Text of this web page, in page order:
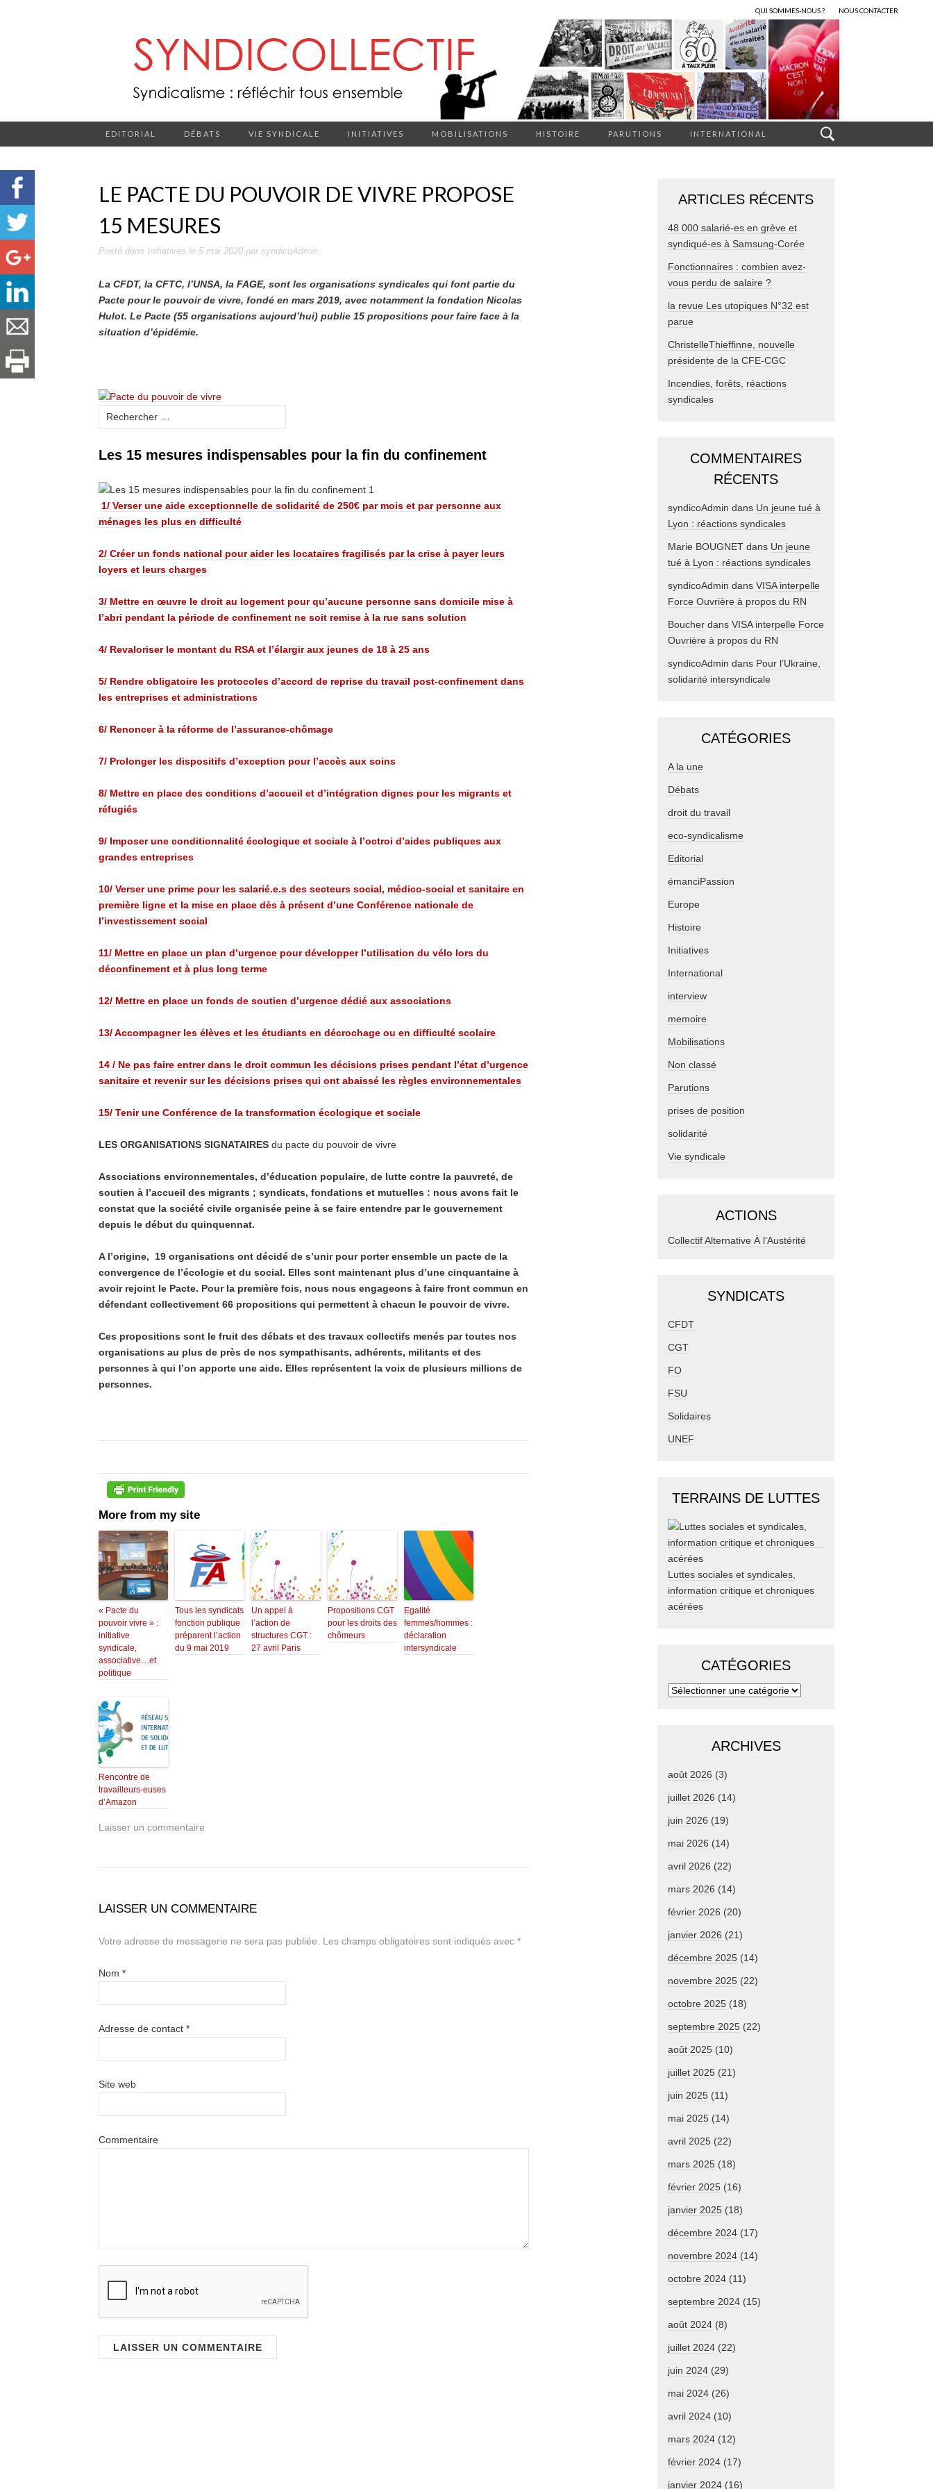
QUI SOMMES-NOUS ? NOUS CONTACTER
EDITORIAL DÉBATS VIE SYNDICALE INITIATIVES MOBILISATIONS HISTOIRE PARUTIONS INTERNATIONAL
LE PACTE DU POUVOIR DE VIVRE PROPOSE
15 MESURES
Posté dans Initiatives le 5 mai 2020 par syndicoAdmin.
La CFDT, la CFTC, l’UNSA, la FAGE, sont les organisations syndicales qui font partie du
Pacte pour le pouvoir de vivre, fondé en mars 2019, avec notamment la fondation Nicolas
Hulot. Le Pacte (55 organisations aujourd’hui) publie 15 propositions pour faire face à la
situation d’épidémie.
Les 15 mesures indispensables pour la fin du confinement
1/ Verser une aide exceptionnelle de solidarité de 250€ par mois et par personne aux
ménages les plus en difficulté
2/ Créer un fonds national pour aider les locataires fragilisés par la crise à payer leurs
loyers et leurs charges
3/ Mettre en œuvre le droit au logement pour qu’aucune personne sans domicile mise à
l’abri pendant la période de confinement ne soit remise à la rue sans solution
4/ Revaloriser le montant du RSA et l’élargir aux jeunes de 18 à 25 ans
5/ Rendre obligatoire les protocoles d’accord de reprise du travail post-confinement dans
les entreprises et administrations
6/ Renoncer à la réforme de l’assurance-chômage
7/ Prolonger les dispositifs d’exception pour l’accès aux soins
8/ Mettre en place des conditions d’accueil et d’intégration dignes pour les migrants et
réfugiés
9/ Imposer une conditionnalité écologique et sociale à l’octroi d’aides publiques aux
grandes entreprises
10/ Verser une prime pour les salarié.e.s des secteurs social, médico-social et sanitaire en
première ligne et la mise en place dès à présent d’une Conférence nationale de
l’investissement social
11/ Mettre en place un plan d’urgence pour développer l’utilisation du vélo lors du
déconfinement et à plus long terme
12/ Mettre en place un fonds de soutien d’urgence dédié aux associations
13/ Accompagner les élèves et les étudiants en décrochage ou en difficulté scolaire
14 / Ne pas faire entrer dans le droit commun les décisions prises pendant l’état d’urgence
sanitaire et revenir sur les décisions prises qui ont abaissé les règles environnementales
15/ Tenir une Conférence de la transformation écologique et sociale
LES ORGANISATIONS SIGNATAIRES du pacte du pouvoir de vivre
Associations environnementales, d’éducation populaire, de lutte contre la pauvreté, de
soutien à l’accueil des migrants ; syndicats, fondations et mutuelles : nous avons fait le
constat que la société civile organisée peine à se faire entendre par le gouvernement
depuis le début du quinquennat.
A l’origine, 19 organisations ont décidé de s’unir pour porter ensemble un pacte de la
convergence de l’écologie et du social. Elles sont maintenant plus d’une cinquantaine à
avoir rejoint le Pacte. Pour la première fois, nous nous engageons à faire front commun en
défendant collectivement 66 propositions qui permettent à chacun le pouvoir de vivre.
Ces propositions sont le fruit des débats et des travaux collectifs menés par toutes nos
organisations au plus de près de nos sympathisants, adhérents, militants et des
personnes à qui l’on apporte une aide. Elles représentent la voix de plusieurs millions de
personnes.
More from my site
« Pacte du
pouvoir vivre » :
initiative
syndicale,
associative…et
politique
Tous les syndicats
fonction publique
préparent l’action
du 9 mai 2019
Un appel à
l’action de
structures CGT :
27 avril Paris
Propositions CGT
pour les droits des
chômeurs
Egalité
femmes/hommes :
déclaration
intersyndicale
Rencontre de
travailleurs-euses
d’Amazon
Laisser un commentaire
LAISSER UN COMMENTAIRE
Votre adresse de messagerie ne sera pas publiée. Les champs obligatoires sont indiqués avec *
Nom *
Adresse de contact *
Site web
Commentaire
ARTICLES RÉCENTS
48 000 salarié-es en grève et
syndiqué-es à Samsung-Corée
Fonctionnaires : combien avez-
vous perdu de salaire ?
la revue Les utopiques N°32 est
parue
ChristelleThieffinne, nouvelle
présidente de la CFE-CGC
Incendies, forêts, réactions
syndicales
COMMENTAIRES
RÉCENTS
syndicoAdmin dans Un jeune tué à
Lyon : réactions syndicales
Marie BOUGNET dans Un jeune
tué à Lyon : réactions syndicales
syndicoAdmin dans VISA interpelle
Force Ouvrière à propos du RN
Boucher dans VISA interpelle Force
Ouvrière à propos du RN
syndicoAdmin dans Pour l’Ukraine,
solidarité intersyndicale
CATÉGORIES
A la une
Débats
droit du travail
eco-syndicalisme
Editorial
émanciPassion
Europe
Histoire
Initiatives
International
interview
memoire
Mobilisations
Non classé
Parutions
prises de position
solidarité
Vie syndicale
ACTIONS
Collectif Alternative À l'Austérité
SYNDICATS
CFDT
CGT
FO
FSU
Solidaires
UNEF
TERRAINS DE LUTTES
Luttes sociales et syndicales,
information critique et chroniques
acérées
CATÉGORIES
ARCHIVES
août 2026 (3)
juillet 2026 (14)
juin 2026 (19)
mai 2026 (14)
avril 2026 (22)
mars 2026 (14)
février 2026 (20)
janvier 2026 (21)
décembre 2025 (14)
novembre 2025 (22)
octobre 2025 (18)
septembre 2025 (22)
août 2025 (10)
juillet 2025 (21)
juin 2025 (11)
mai 2025 (14)
avril 2025 (22)
mars 2025 (18)
février 2025 (16)
janvier 2025 (18)
décembre 2024 (17)
novembre 2024 (14)
octobre 2024 (11)
septembre 2024 (15)
août 2024 (8)
juillet 2024 (22)
juin 2024 (29)
mai 2024 (26)
avril 2024 (10)
mars 2024 (12)
février 2024 (17)
janvier 2024 (16)